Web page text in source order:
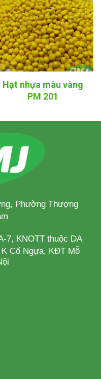
Hạt nhựa màu vàng
PM 201
Phường Thượng
7, KNOTT thuộc DA
Cổ Ngựa, KĐT Mỗ